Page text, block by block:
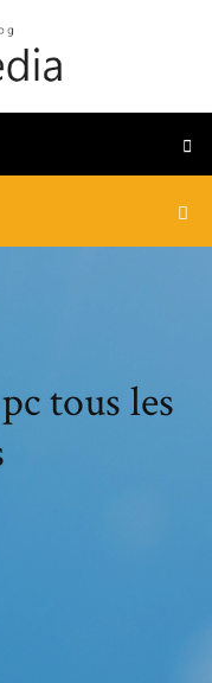
tous les